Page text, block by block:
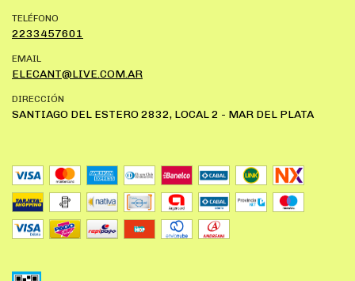
TELÉFONO
2233457601
EMAIL
ELECANT@LIVE.COM.AR
DIRECCIÓN
SANTIAGO DEL ESTERO 2832, LOCAL 2 - MAR DEL PLATA